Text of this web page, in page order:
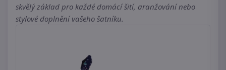
skvělý základ pro každé domácí šití, aranžování nebo
stylové doplnění vašeho šatníku.